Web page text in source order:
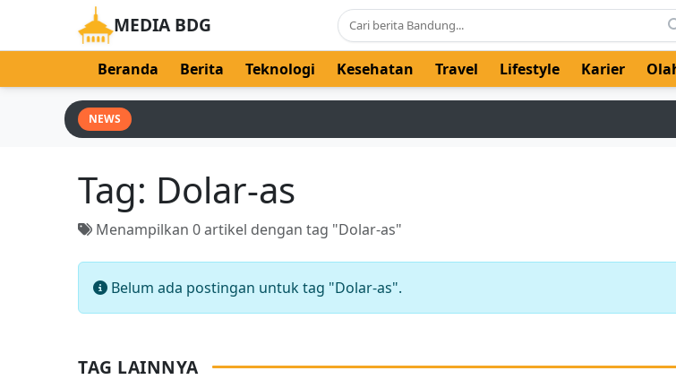
MEDIA BDG
Beranda Berita Teknologi Kesehatan Travel Lifestyle Karier
NEWS
Tag: Dolar-as
Menampilkan 0 artikel dengan tag "Dolar-as"
Belum ada postingan untuk tag "Dolar-as".
TAG LAINNYA